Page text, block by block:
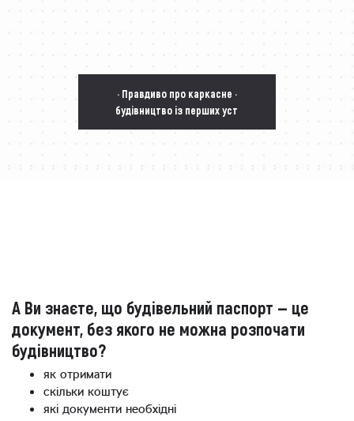
· Правдиво про каркасне ·
будівництво із перших уст
А Ви знаєте, що будівельний паспорт — це
документ, без якого не можна розпочати
будівництво?
як отримати
скільки коштує
які документи необхідні